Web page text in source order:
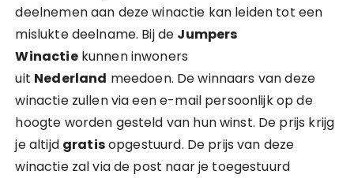
deelnemen aan deze winactie kan leiden tot een
mislukte deelname. Bij de Jumpers
Winactiekunnen inwoners
uit Nederland meedoen. De winnaars van deze
winactie zullen via een e-mail persoonlijk op de
hoogte worden gesteld van hun winst. De prijs krijg
je altijd gratisopgestuurd. De prijs van deze
winactie zal via de post naar je toegestuurd